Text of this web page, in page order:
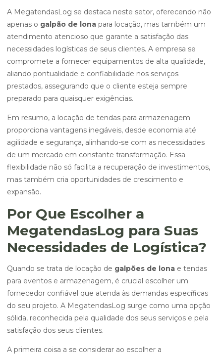
A MegatendasLog se destaca neste setor, oferecendo não
apenas o galpão de lona para locação, mas também um
atendimento atencioso que garante a satisfação das
necessidades logísticas de seus clientes. A empresa se
compromete a fornecer equipamentos de alta qualidade,
aliando pontualidade e confiabilidade nos serviços
prestados, assegurando que o cliente esteja sempre
preparado para quaisquer exigências.
Em resumo, a locação de tendas para armazenagem
proporciona vantagens inegáveis, desde economia até
agilidade e segurança, alinhando-se com as necessidades
de um mercado em constante transformação. Essa
flexibilidade não só facilita a recuperação de investimentos,
mas também cria oportunidades de crescimento e
expansão.
Por Que Escolher a
MegatendasLog para Suas
Necessidades de Logística?
Quando se trata de locação de galpões de lona e tendas
para eventos e armazenagem, é crucial escolher um
fornecedor confiável que atenda às demandas específicas
do seu projeto. A MegatendasLog surge como uma opção
sólida, reconhecida pela qualidade dos seus serviços e pela
satisfação dos seus clientes.
A primeira coisa a se considerar ao escolher a